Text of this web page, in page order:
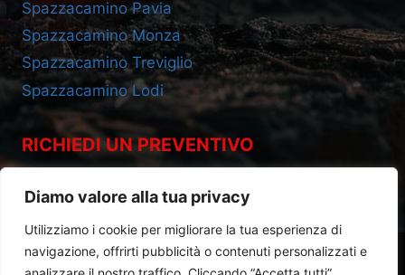
Diamo valore alla tua privacy
Utilizziamo i cookie per migliorare la tua esperienza di
navigazione, offrirti pubblicità o contenuti personalizzati e
Spazzacamino Pavia
Spazzacamino Monza
Spazzacamino Treviglio
Spazzacamino Lodi
RICHIEDI UN PREVENTIVO
Cell 393.2685695